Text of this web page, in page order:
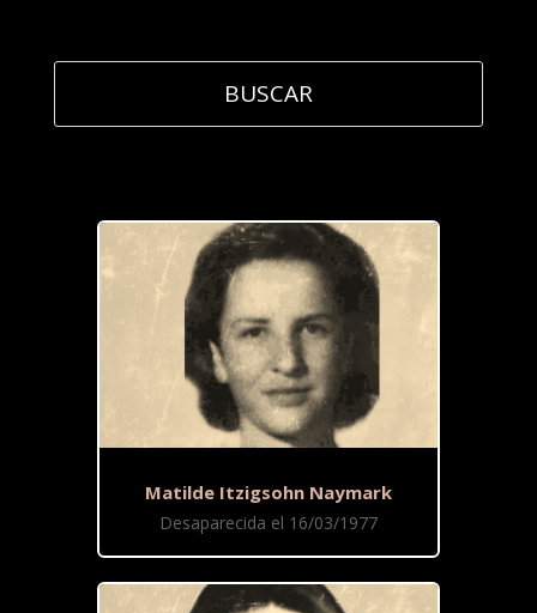
Matilde Itzigsohn Naymark
Desaparecida el 16/03/1977